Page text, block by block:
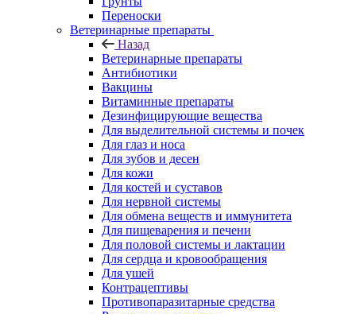
Переноски
Ветеринарные препараты
Назад
Ветеринарные препараты
Антибиотики
Вакцины
Витаминные препараты
Дезинфицирующие вещества
Для выделительной системы и почек
Для глаз и носа
Для зубов и десен
Для кожи
Для костей и суставов
Для нервной системы
Для обмена веществ и иммунитета
Для пищеварения и печени
Для половой системы и лактации
Для сердца и кровообращения
Для ушей
Контрацептивы
Противопаразитарные средства